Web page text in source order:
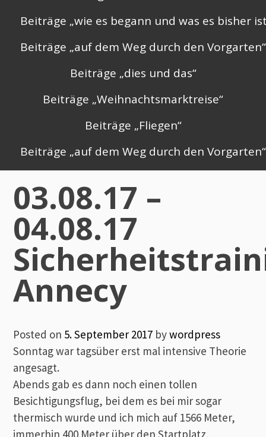
Menu
Beiträge „wie es begann und was es bisher
Beiträge „auf dem Weg durch den Vorgarten“
Beiträge „dies und das“
Beiträge „Weihnachtsmarktreise“
Beiträge „Fliegen“
Beiträge „auf dem Weg durch den Vorgarten“
03.08.17 –
04.08.17
Annecy
Posted on 5. September 2017 bywordpress
Sonntag war tagsüber erst mal intensive Theorie
angesagt.
Abends gab es dann noch einen tollen
Besichtigungsflug, bei dem es bei mir sogar
thermisch wurde und ich mich auf 1566 Meter,
immerhin 400 Meter über den Startplatz,